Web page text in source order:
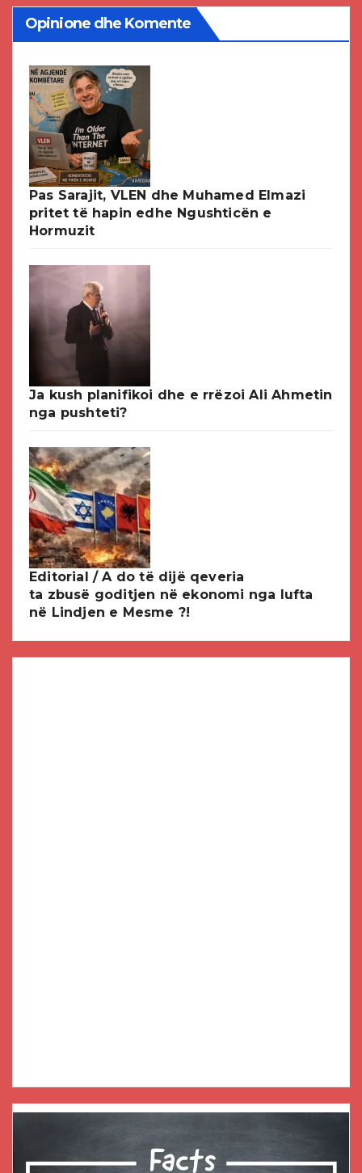
Opinione dhe Komente
Pas Sarajit, VLEN dhe Muhamed Elmazi
pritet të hapin edhe Ngushticën e
Hormuzit
Ja kush planifikoi dhe e rrëzoi Ali Ahmetin
nga pushteti?
Editorial / A do të dijë qeveria
ta zbusë goditjen në ekonomi nga lufta
në Lindjen e Mesme ?!